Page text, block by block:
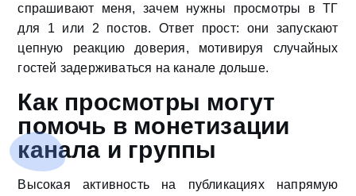
спрашивают меня, зачем нужны просмотры в ТГ
для 1 или 2 постов. Ответ прост: они запускают
цепную реакцию доверия, мотивируя случайных
гостей задерживаться на канале дольше.
Как просмотры могут
помочь в монетизации
канала и группы
Высокая активность на публикациях напрямую